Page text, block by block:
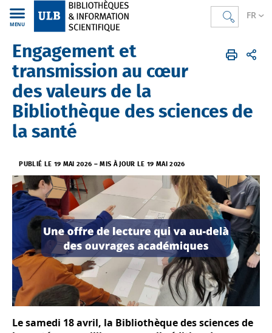
FR
MENU
Bibliothèques FR Actualités
Engagement et
transmission au cœur
des valeurs de la
Bibliothèque des sciences de
la santé
PUBLIÉ LE 19 MAI 2026 – MIS À JOUR LE 19 MAI 2026
Le samedi 18 avril, la Bibliothèque des sciences de